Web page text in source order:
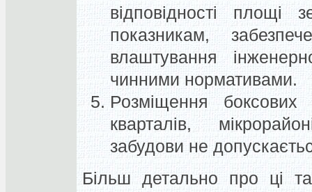
відповідності площі
показникам,
влаштування
чинними нормативами.
Розміщення боксових
кварталів,
забудови не
Більш детально про ці